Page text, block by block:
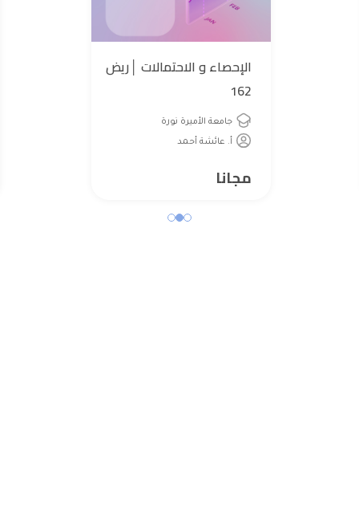
الإحصاء و الاحتمالات │ريض
162
جامعة الأميرة نورة
أ. عائشة أحمد
مجانا